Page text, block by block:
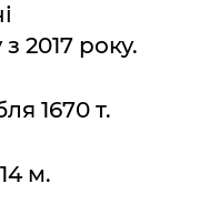
2017 року.
1670 т.
м.